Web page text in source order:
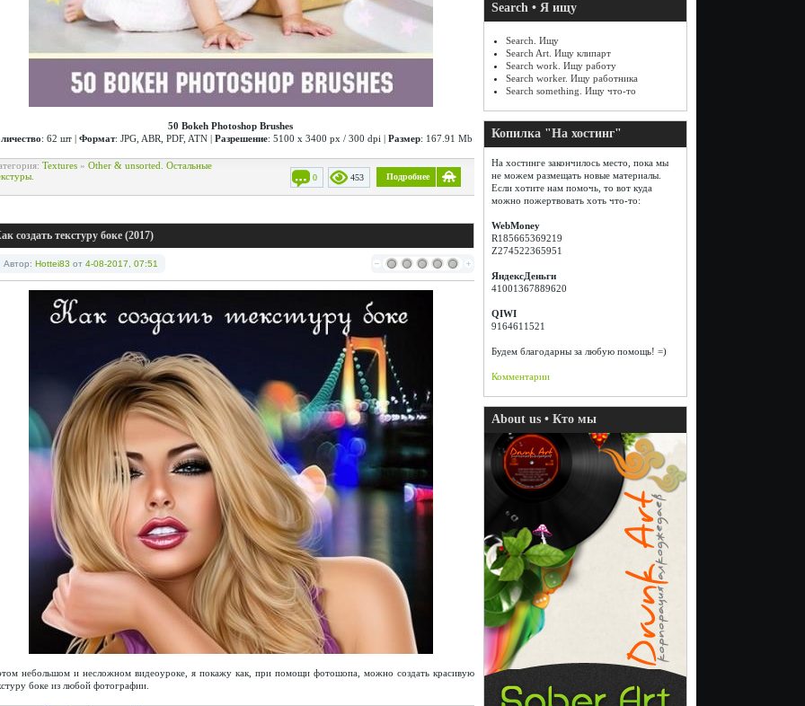
50 Bokeh Photoshop Brushes
: 62 шт | Формат: JPG, ABR, PDF, ATN | Разрешение: 5100 x 3400 px / 300 dpi | Размер: 167.91 Mb
Textures» Other & unsorted. Остальные
Подробнее
453
0
создать текстуру боке (2017)
Автор: Hottei83 от 4-08-2017, 07:51
небольшом и несложном видеоуроке, я покажу как, при помощи фотошопа, можно создать красивую
боке из любой фотографии.
Search • Я ищу
Search. Ищу
Search Art. Ищу клипарт
Search work. Ищу работу
Search worker. Ищу работника
Search something. Ищу что-то
Копилка "На хостинг"
На хостинге закончилось место, пока мы
не можем размещать новые материалы.
Если хотите нам помочь, то вот куда
можно пожертвовать хоть что-то:
WebMoney
R185665369219
Z274522365951
ЯндексДеньги
41001367889620
QIWI
9164611521
Будем благодарны за любую помощь! =)
Комментарии
About us • Кто мы